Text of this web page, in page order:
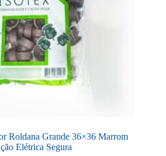
Roldana Grande 36×36 Marrom
Elétrica Segura